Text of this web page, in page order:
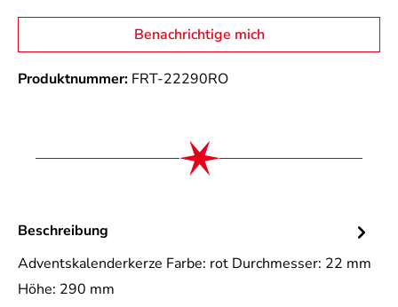
Benachrichtige mich
Produktnummer: FRT-22290RO
Beschreibung
Adventskalenderkerze Farbe: rot Durchmesser: 22 mm
Höhe: 290 mm